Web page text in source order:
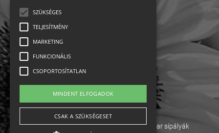
Impresszum-kapcsolat
English
Ebike Osztrák sípályák Magyar sípályák
SZÜKSÉGES
TELJESÍTMÉNY
MARKETING
FUNKCIONÁLIS
CSOPORTOSÍTATLAN
MINDENT ELFOGADOK
CSAK A SZÜKSÉGESET